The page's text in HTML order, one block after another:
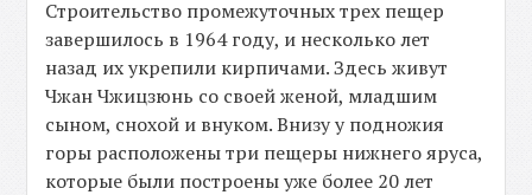
Строительство промежуточных трех пещер
завершилось в 1964 году, и несколько лет
назад их укрепили кирпичами. Здесь живут
Чжан Чжицзюнь со своей женой, младшим
сыном, снохой и внуком. Внизу у подножия
горы расположены три пещеры нижнего яруса,
которые были построены уже более 20 лет